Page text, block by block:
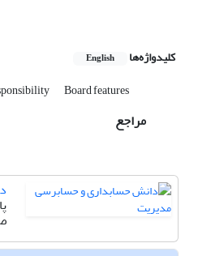
کلیدواژه‌ها English
Board features
مراجع